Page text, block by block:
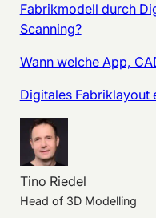
Fabrikmodell durch
Scanning?
Wann welche App,
Digitales Fabriklayout
Tino Riedel
Head of 3D Modelling